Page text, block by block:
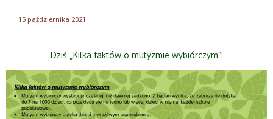
15 października 2021
Dziś „Kilka faktów o mutyzmie wybiórczym”: